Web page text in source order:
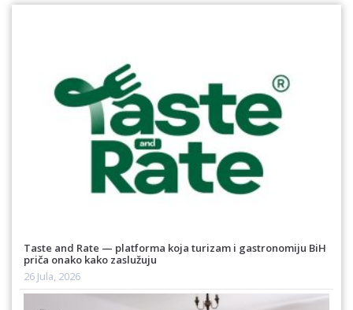
Taste and Rate — platforma koja turizam i gastronomiju BiH
priča onako kako zaslužuju
26 Jula, 2026